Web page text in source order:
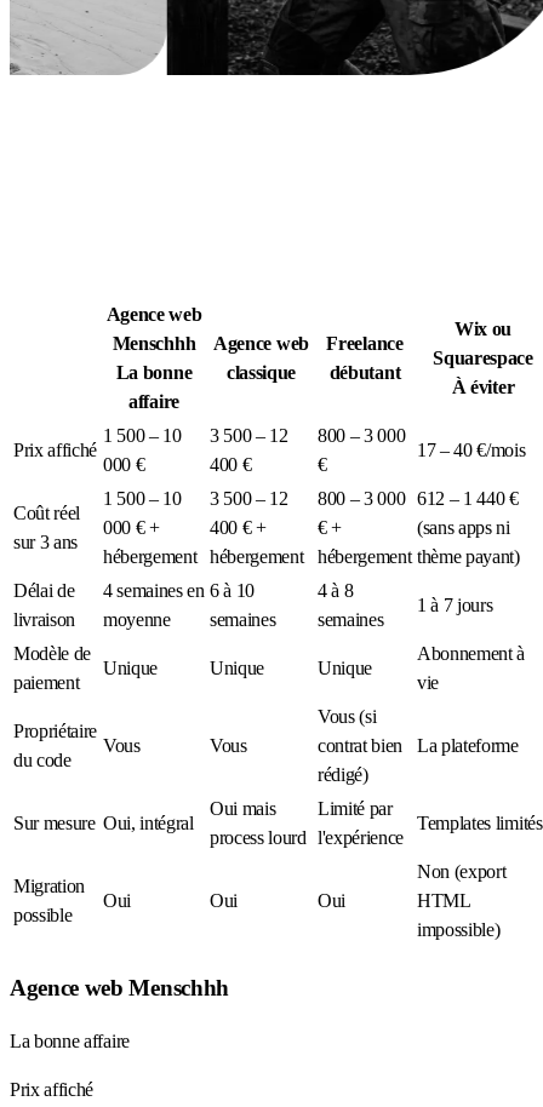
Agence web
Menschhh
La bonne
affaire
Agence web
classique
Freelance
débutant
Wix ou
Squarespace
À éviter
Prix affiché
1 500 – 10
000 €
3 500 – 12
400 €
800 – 3 000
€
17 – 40 €/mois
Coût réel
sur 3 ans
1 500 – 10
000 € +
hébergement
3 500 – 12
400 € +
hébergement
800 – 3 000
€ +
hébergement
612 – 1 440 €
(sans apps ni
thème payant)
Délai de
livraison
4 semaines en
moyenne
6 à 10
semaines
4 à 8
semaines
1 à 7 jours
Modèle de
paiement
Unique Unique Unique
Abonnement à
vie
Propriétaire
du code
Vous Vous
Vous (si
contrat bien
rédigé)
La plateforme
Sur mesure Oui, intégral
Oui mais
process lourd
Limité par
l'expérience
Templates limités
Migration
possible
Oui Oui Oui
Non (export
HTML
impossible)
Agence web Menschhh
La bonne affaire
Prix affiché